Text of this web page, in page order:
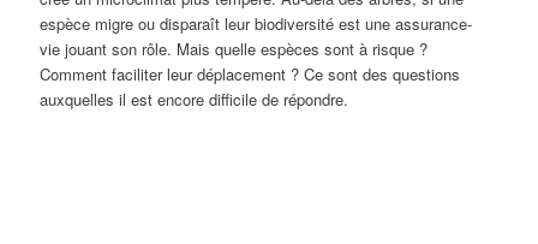
espèce migre ou disparaît leur biodiversité est une assurance-
vie jouant son rôle. Mais quelle espèces sont à risque ?
Comment faciliter leur déplacement ? Ce sont des questions
auxquelles il est encore difficile de répondre.